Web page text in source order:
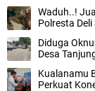
Waduh..!
Polresta Deli
Diduga
Desa
Kualanamu
Perkuat